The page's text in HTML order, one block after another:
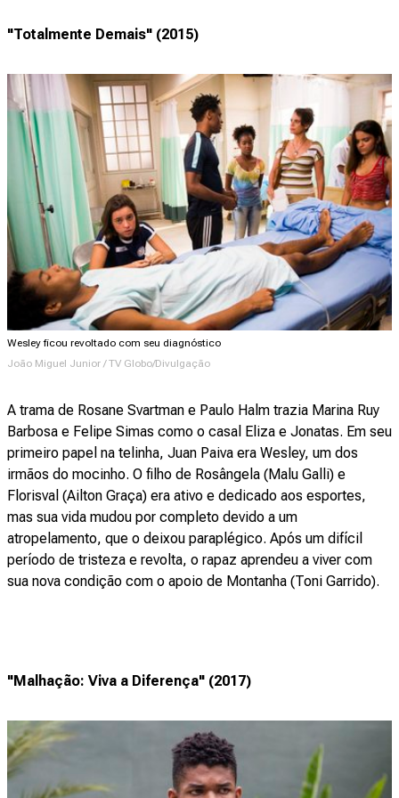
"Totalmente Demais" (2015)
Wesley ficou revoltado com seu diagnóstico
João Miguel Junior / TV Globo/Divulgação
A trama de Rosane Svartman e Paulo Halm trazia Marina Ruy
Barbosa e Felipe Simas como o casal Eliza e Jonatas. Em seu
primeiro papel na telinha, Juan Paiva era Wesley, um dos
irmãos do mocinho. O filho de Rosângela (Malu Galli) e
Florisval (Ailton Graça) era ativo e dedicado aos esportes,
mas sua vida mudou por completo devido a um
atropelamento, que o deixou paraplégico. Após um difícil
período de tristeza e revolta, o rapaz aprendeu a viver com
sua nova condição com o apoio de Montanha (Toni Garrido).
"Malhação: Viva a Diferença" (2017)